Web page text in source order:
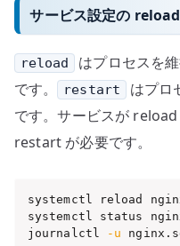
サービス設定の
reload
はプロセスを
です。
restart
はプロ
です。サービスが
restart が必要です。
systemctl reload
systemctl status
journalctl
-u